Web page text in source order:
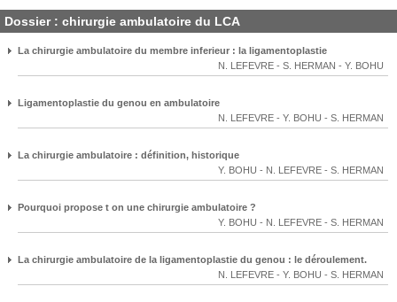
Dossier : chirurgie ambulatoire du LCA
La chirurgie ambulatoire du membre inferieur : la ligamentoplastie
N. LEFEVRE - S. HERMAN - Y. BOHU
Ligamentoplastie du genou en ambulatoire
N. LEFEVRE - Y. BOHU - S. HERMAN
La chirurgie ambulatoire : définition, historique
Y. BOHU - N. LEFEVRE - S. HERMAN
Pourquoi propose t on une chirurgie ambulatoire ?
Y. BOHU - N. LEFEVRE - S. HERMAN
La chirurgie ambulatoire de la ligamentoplastie du genou : le déroulement.
N. LEFEVRE - Y. BOHU - S. HERMAN